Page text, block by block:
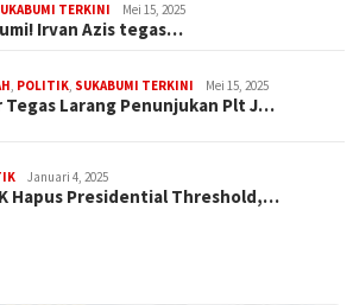
TERKINI Mei 15, 2025
Irvan Azis tegas…
, POLITIK, SUKABUMI TERKINI Mei 15, 2025
Tegas Larang Penunjukan Plt J…
Januari 4, 2025
Hapus Presidential Threshold,…